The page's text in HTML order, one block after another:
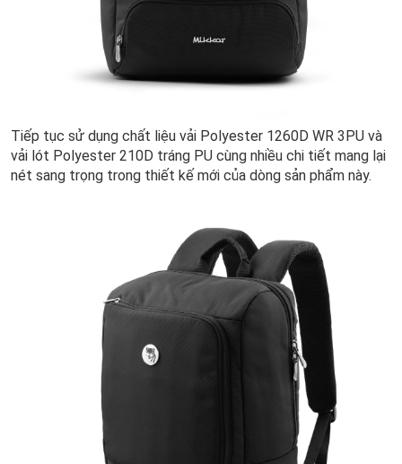
Tiếp tục sử dụng chất liệu vải Polyester 1260D WR 3PU và
vải lót Polyester 210D tráng PU cùng nhiều chi tiết mang lại
nét sang trọng trong thiết kế mới của dòng sản phẩm này.